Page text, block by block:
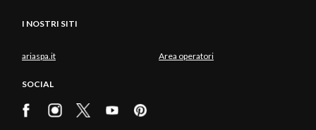
I NOSTRI SITI
ariaspa.it Area operatori
SOCIAL